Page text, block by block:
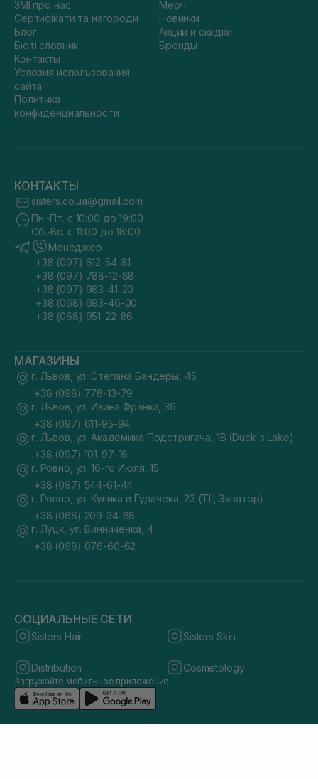
ЗМІ про нас
Сертифікати та нагороди
Блог
Бюті словник
Контакты
Условия использования
сайта
Политика
конфиденциальности
Мерч
Новинки
Акции и скидки
Бренды
КОНТАКТЫ
sisters.co.ua@gmail.com
Пн.-Пт. с 10:00 до 19:00
Сб.-Вс. с 11:00 до 18:00
Менеджер
+38 (097) 612-54-81
+38 (097) 788-12-88
+38 (097) 983-41-20
+38 (068) 693-46-00
+38 (068) 951-22-86
МАГАЗИНЫ
г. Львов, ул. Степана Бандеры, 45
+38 (098) 778-13-79
г. Львов, ул. Ивана Франка, 36
+38 (097) 611-95-94
г. Львов, ул. Академика Подстригача, 1В (Duck's Lake)
+38 (097) 101-97-16
г. Ровно, ул. 16-го Июля, 15
+38 (097) 544-61-44
г. Ровно, ул. Кулика и Гудачека, 23 (ТЦ Экватор)
+38 (068) 209-34-88
г. Луцк, ул. Винниченка, 4
+38 (098) 076-60-62
СОЦИАЛЬНЫЕ СЕТИ
Sisters Hair Sisters Skin
Distribution Cosmetology
Загружайте мобильное приложение